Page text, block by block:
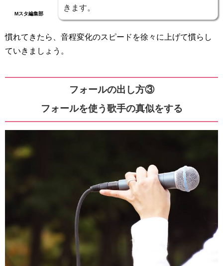
Mスタ編集部
きます。
慣れてきたら、音程変化のスピードを徐々に上げて慣らし
ていきましょう。
フォールの出し方③
フォールを使う歌手の真似をする